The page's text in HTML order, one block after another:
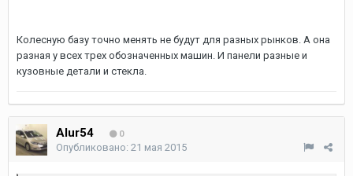
Колесную базу точно менять не будут для разных рынков. А она
разная у всех трех обозначенных машин. И панели разные и
кузовные детали и стекла.
Alur54 0
Опубликовано: 21 мая 2015